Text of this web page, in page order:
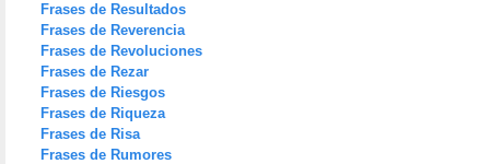
Frases de Resultados
Frases de Reverencia
Frases de Revoluciones
Frases de Rezar
Frases de Riesgos
Frases de Riqueza
Frases de Risa
Frases de Rumores